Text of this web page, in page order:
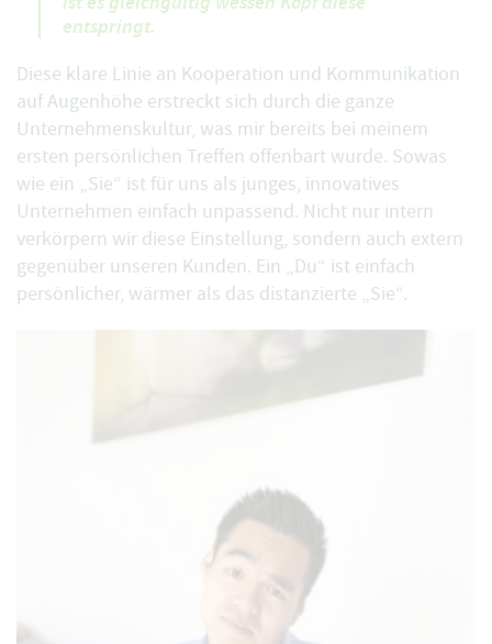
entspringt.
Diese klare Linie an Kooperation und Kommunikation
auf Augenhöhe erstreckt sich durch die ganze
Unternehmenskultur, was mir bereits bei meinem
ersten persönlichen Treffen offenbart wurde. Sowas
wie ein „Sie“ ist für uns als junges, innovatives
Unternehmen einfach unpassend. Nicht nur intern
verkörpern wir diese Einstellung, sondern auch extern
gegenüber unseren Kunden. Ein „Du“ ist einfach
persönlicher, wärmer als das distanzierte „Sie“.